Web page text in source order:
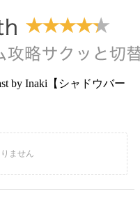
by Inaki【シャドウバー